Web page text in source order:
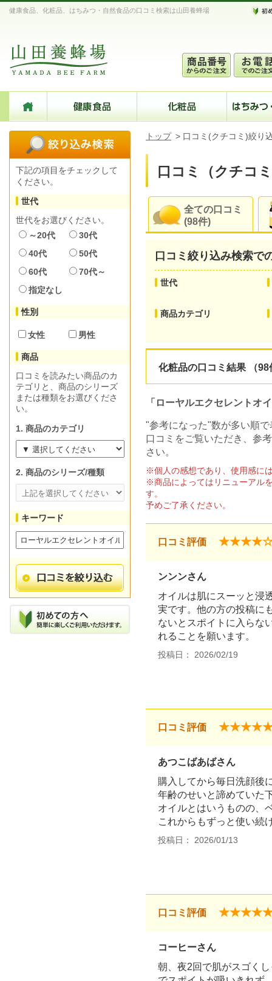
健康食品、化粧品、はちみつ・自然食品の口コミ検索は山田養蜂場
トップ > 口コミ(クチコミ)絞り
口コミ（クチコ
全ての口コミ
(98件)
口コミ絞り込み検索で
世代
商品カテゴリ
化粧品の口コミ結果 （98
「ローヤルエクセレントオ
"参考になった"数が多い順
口コミをご覧いただき、参
さい。
※個人の感想であり、使用感に
※商品によってはリニューアル
す。
予めご了承ください。
口コミ評価
ンンンさん
オイルは肌にスーッと浸
実です。他の方の投稿に
ないとスポイトに入らな
れることを願います。
投稿日： 2026/02/19
口コミ評価
あつこばあばさん
購入してから毎日洗顔後
年齢のせいと諦めていた
オイルとはいうものの、
これからもずっと使い続
投稿日： 2026/01/13
口コミ評価
コーヒーさん
朝、夜2回で肌がスゴく
下記の項目をチェックして
ください。
世代
世代をお選びください。
～20代
30代
40代
50代
60代
70代～
指定なし
性別
女性 男性
商品
口コミを読みたい商品のカ
テゴリと、商品のシリーズ
または種類をお選びくださ
い。
1. 商品のカテゴリ
2. 商品のシリーズ/種類
キーワード